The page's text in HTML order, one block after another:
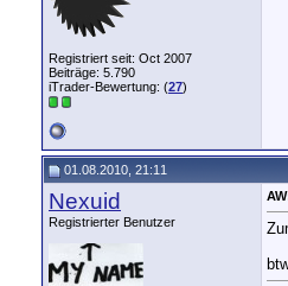
Registriert seit: Oct 2007
Beiträge: 5.790
iTrader-Bewertung: (27)
01.08.2010, 21:11
Nexuid
Registrierter Benutzer